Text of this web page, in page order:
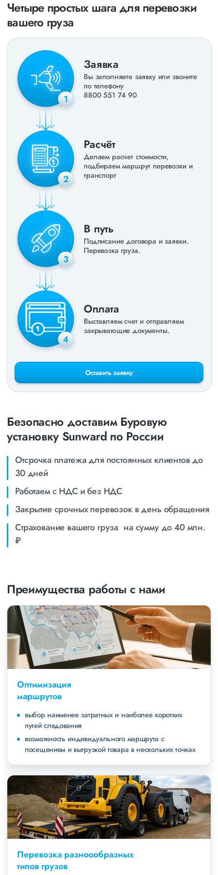
Четыре простых шага для перевозки
вашего груза
1
Заявка
Вы заполняете заявку или звоните
по телефону
8800 551 74 90
2
Расчёт
Делаем расчет стоимости,
подбираем маршрут перевозки и
транспорт
3
В путь
Подписание договора и заявки.
Перевозка груза.
4
Оплата
Выставляем счет и отправляем
закрывающие документы.
Оставить заявку
Безопасно доставим Буровую
установку Sunward по России
Отсрочка платежа для постоянных клиентов до
30 дней
Работаем с НДС и без НДС
Закрытие срочных перевозок в день обращения
Страхование вашего груза на сумму до 40 млн.
₽
Преимущества работы с нами
Оптимизация
маршрутов
выбор наименее затратных и наиболее коротких
путей следования
возможность индивидуального маршрута с
посещением и выгрузкой товара в нескольких точках
Перевозка разноообразных
типов грузов